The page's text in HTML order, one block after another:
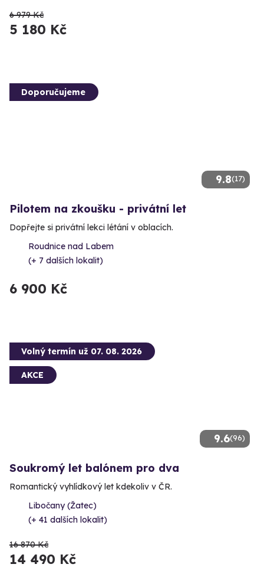
6 979 Kč
5 180 Kč
9.8(17)
Doporučujeme
Pilotem na zkoušku - privátní let
Dopřejte si privátní lekci létání v oblacích.
Roudnice nad Labem
(+ 7 dalších lokalit)
6 900 Kč
9.6(96)
Volný termín už 07. 08. 2026
AKCE
Soukromý let balónem pro dva
Romantický vyhlídkový let kdekoliv v ČR.
Libočany (Žatec)
(+ 41 dalších lokalit)
16 870 Kč
14 490 Kč